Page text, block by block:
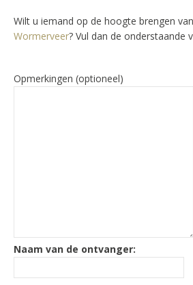
Wilt u iemand op de hoogte brengen
Wormerveer? Vul dan de onderstaande
Opmerkingen (optioneel)
Naam van de ontvanger: